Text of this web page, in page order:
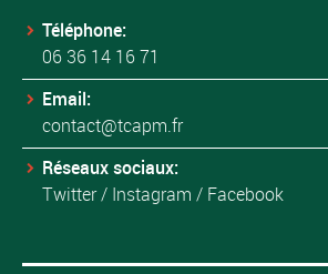
Téléphone:
06 36 14 16 71
Email:
contact@tcapm.fr
Réseaux sociaux:
Twitter/ Instagram / Facebook